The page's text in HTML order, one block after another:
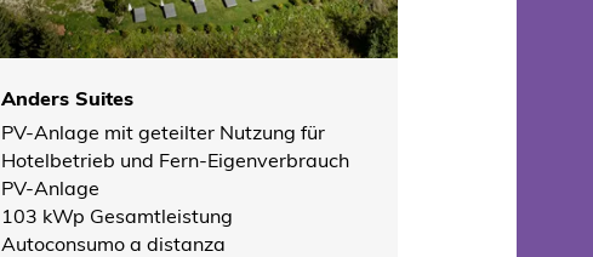
Anders Suites
PV-Anlage mit geteilter Nutzung für
Hotelbetrieb und Fern-Eigenverbrauch
PV-Anlage
103 kWp Gesamtleistung
Autoconsumo a distanza